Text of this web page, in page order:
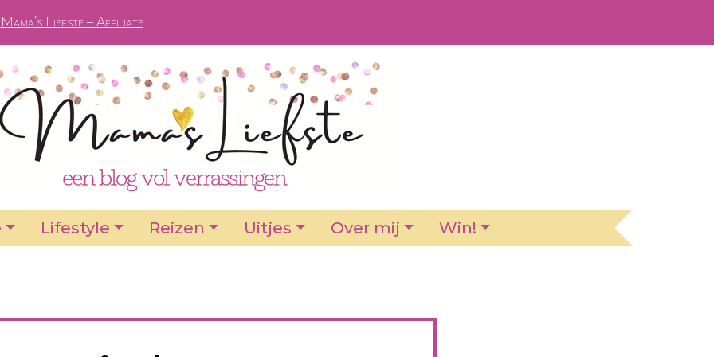
Liefste – Affiliate
Lifestyle Reizen Uitjes Over mij Win!